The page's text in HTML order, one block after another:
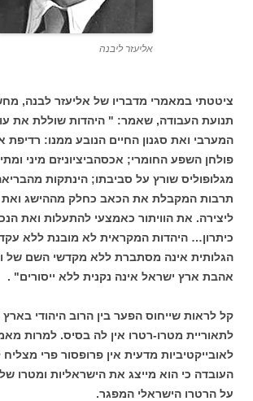
אליעזר ליבנה
ציטטתי במאמרי מדבריו של אליעזר לבנה,
תנועת העבודה, שאמר: " היהדות שוללת את
המערבי ואת סגנון החיים הנובע ממנו: רדיפת
פולחן השפע החומרי; אכסהביציוניזם מיני
מגלופוליס שורץ על סביבתו; הינתקות
תרבות המקבלת את הכאב כחלק מההישג ואת
ליצירה. את הוויתור כאמצעי להתעלות ואת
כיתרון… היהדות המקראית לא מובנת ללא
הגלותית אינה מסתברת ללא מקדשי השם של
אהבת ארץ ישראל אינה נקנית ללא ייסורים" .
קל לראות שייחוס הפער בין הרוב היהודי
לתאוריית מטרו-רטרו אין לה בסיס. למרות
לאובייקטיביות מדעית אין פרופסור פרי
העובדה כי הוא מייצג את הישראליות ומטרו
על הרטרו הישראלי המפגר.